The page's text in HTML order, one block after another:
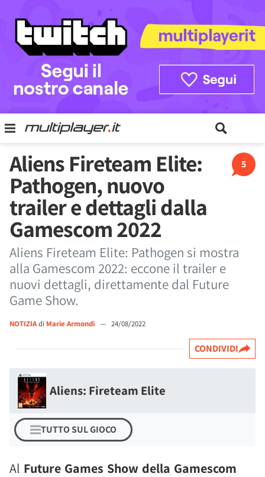
5
Aliens Fireteam Elite:
Pathogen, nuovo
trailer e dettagli dalla
Gamescom 2022
Aliens Fireteam Elite: Pathogen si mostra
alla Gamescom 2022: eccone il trailer e
nuovi dettagli, direttamente dal Future
Game Show.
NOTIZIAdi Marie Armondi — 24/08/2022
CONDIVIDI
Aliens: Fireteam Elite
TUTTO SUL GIOCO
Al Future Games Show della Gamescom